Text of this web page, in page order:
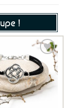
!
Ajouter
aux
favoris